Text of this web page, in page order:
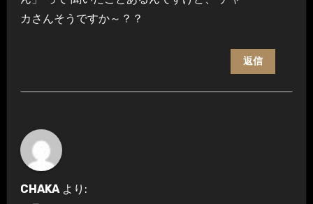
カさんそうですか～？？
返信
CHAKA より: